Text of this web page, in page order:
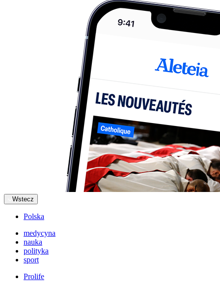
Wstecz
Polska
medycyna
nauka
polityka
sport
Prolife